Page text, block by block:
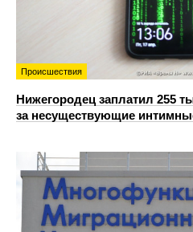
Происшествия
Нижегородец заплатил 255
за несуществующие